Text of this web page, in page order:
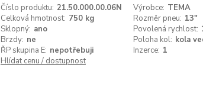
Číslo produktu: 21.50.000.00.06N Výrobce: TEMA
Celková hmotnost: 750 kg Rozměr pneu: 13"
Sklopný: ano Povolená rychlost:
Brzdy: ne Poloha kol: kola
ŘP skupina E: nepotřebuji Inzerce: 1
Hlídat cenu / dostupnost